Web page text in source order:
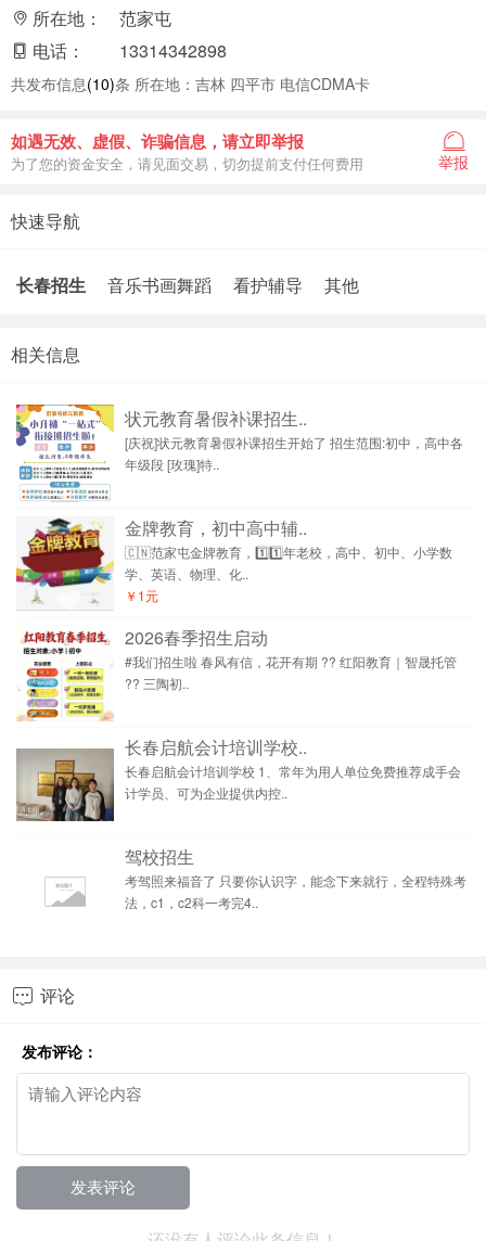
所在地：
范家屯
电话：
13314342898
共发布信息(10)条 所在地：吉林 四平市 电信CDMA卡
如遇无效、虚假、诈骗信息，请立即举报
为了您的资金安全，请见面交易，切勿提前支付任何费用 举报
快速导航
长春招生 音乐书画舞蹈 看护辅导 其他
相关信息
状元教育暑假补课招生..
[庆祝]状元教育暑假补课招生开始了 招生范围:初中，高中各
年级段 [玫瑰]特..
金牌教育，初中高中辅..
🇨🇳范家屯金牌教育，1️⃣1️⃣年老校，高中、初中、小学数
学、英语、物理、化..
￥1元
2026春季招生启动
#我们招生啦 春风有信，花开有期 ?? 红阳教育｜智晟托管
?? 三陶初..
长春启航会计培训学校..
长春启航会计培训学校 1、常年为用人单位免费推荐成手会
计学员、可为企业提供内控..
驾校招生
考驾照来福音了 只要你认识字，能念下来就行，全程特殊考
法，c1，c2科一考完4..
 评论
发布评论：